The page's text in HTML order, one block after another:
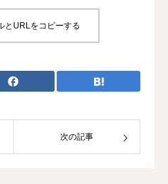
とURLをコピーする
次の記事